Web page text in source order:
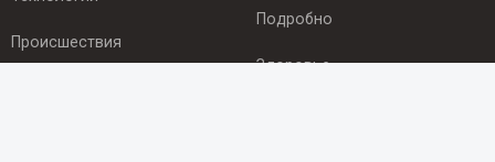
Происшествия
Подробно
Здоровье